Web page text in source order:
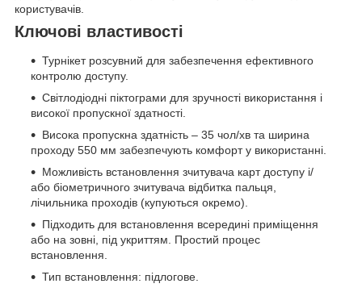
користувачів.
Ключові властивості
Турнікет розсувний для забезпечення ефективного
контролю доступу.
Світлодіодні піктограми для зручності використання і
високої пропускної здатності.
Висока пропускна здатність – 35 чол/хв та ширина
проходу 550 мм забезпечують комфорт у використанні.
Можливість встановлення зчитувача карт доступу і/
або біометричного зчитувача відбитка пальця,
лічильника проходів (купуються окремо).
Підходить для встановлення всередині приміщення
або на зовні, під укриттям. Простий процес
встановлення.
Тип встановлення: підлогове.